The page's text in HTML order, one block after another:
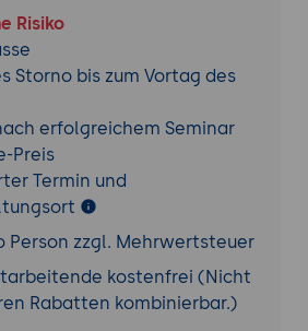
Soundeffekten:
von LibGDX, Laden und
Soundeffekten.
Implementierung und
Hintergrundmusik, Nutzung
und Verwaltung der
UI-Erstellung:Erklärung
von Benutzeroberflächen
Risiko
Storno bis zum Vortag des
erfolgreichem Seminar
Preis
Termin und
Person zzgl. Mehrwertsteuer
kostenfrei (Nicht
Rabatten kombinierbar.)